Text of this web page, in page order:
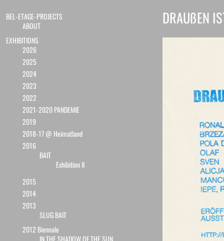
BEL-ETAGE-PROJECTS
ABOUT
EXHIBITIONS
2026
2025
2024
2023
2022
2021-2020 PANDEMIE
2019
2018-17 @ Heimatland
2016
BAIT
Exhibition II
2015
2014
2013
SLUG BAIT
2012 Biennale
IN THE SHADOW OF THE SUN
DRAUßEN